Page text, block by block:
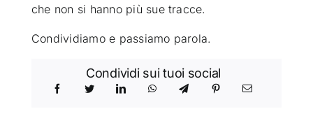
CHI SIAMO
che non si hanno più sue tracce.
Condividiamo e passiamo parola.
Condividi sui tuoi social